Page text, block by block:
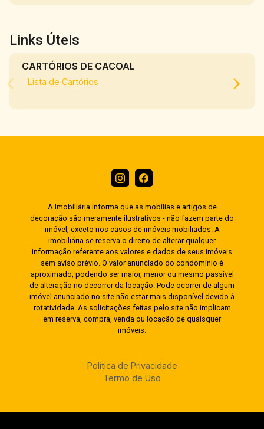
Links Úteis
CARTÓRIOS DE CACOAL
Lista de Cartórios
A Imobiliária informa que as mobílias e artigos de
decoração são meramente ilustrativos - não fazem parte do
imóvel, exceto nos casos de imóveis mobiliados. A
imobiliária se reserva o direito de alterar qualquer
informação referente aos valores e dados de seus imóveis
sem aviso prévio. O valor anunciado do condomínio é
aproximado, podendo ser maior, menor ou mesmo passível
de alteração no decorrer da locação. Pode ocorrer de algum
imóvel anunciado no site não estar mais disponível devido à
rotatividade. As solicitações feitas pelo site não implicam
em reserva, compra, venda ou locação de quaisquer
imóveis.
Política de Privacidade
Termo de Uso